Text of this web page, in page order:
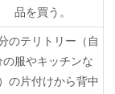
品を買う。
のテリトリー（自
の服やキッチンな
の片付けから背中